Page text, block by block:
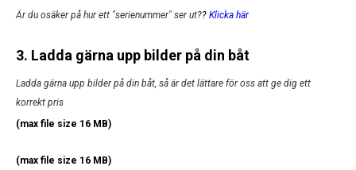
Är du osäker på hur ett "serienummer" ser ut?? Klicka här
3. Ladda gärna upp bilder på din båt
Ladda gärna upp bilder på din båt, så är det lättare för oss att ge dig ett
korrekt pris
(max file size 16 MB)
(max file size 16 MB)